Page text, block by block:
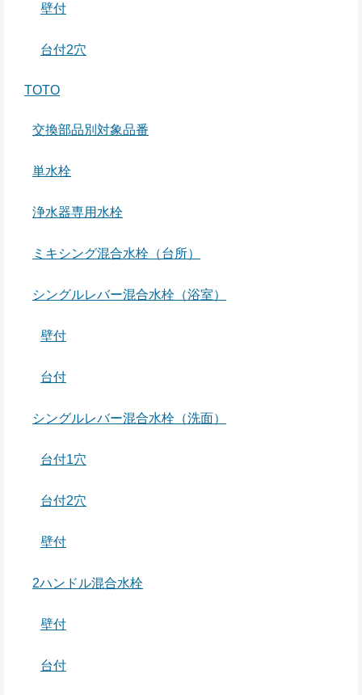
壁付
台付2穴
TOTO
交換部品別対象品番
単水栓
浄水器専用水栓
ミキシング混合水栓（台所）
シングルレバー混合水栓（浴室）
壁付
台付
シングルレバー混合水栓（洗面）
台付1穴
台付2穴
壁付
2ハンドル混合水栓
壁付
台付